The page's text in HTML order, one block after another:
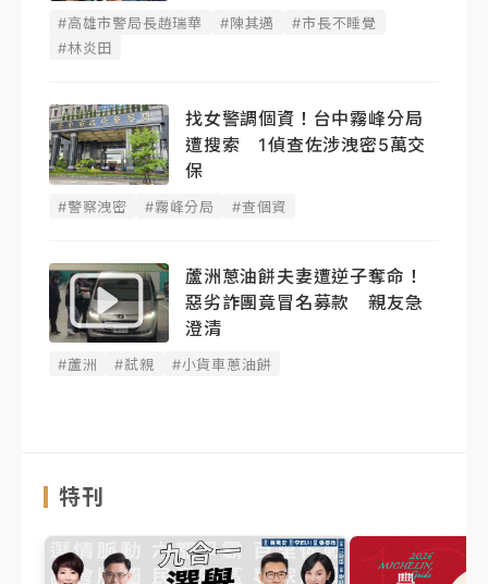
#高雄市警局長趙瑞華 #陳其邁
#市長不睡覺
#林炎田
找女警調個資！台中霧峰分局
遭搜索 1偵查佐涉洩密5萬交
保
#警察洩密 #霧峰分局 #查個資
蘆洲蔥油餅夫妻遭逆子奪命！
惡劣詐團竟冒名募款 親友急
澄清
#蘆洲 #弒親 #小貨車蔥油餅
特刊